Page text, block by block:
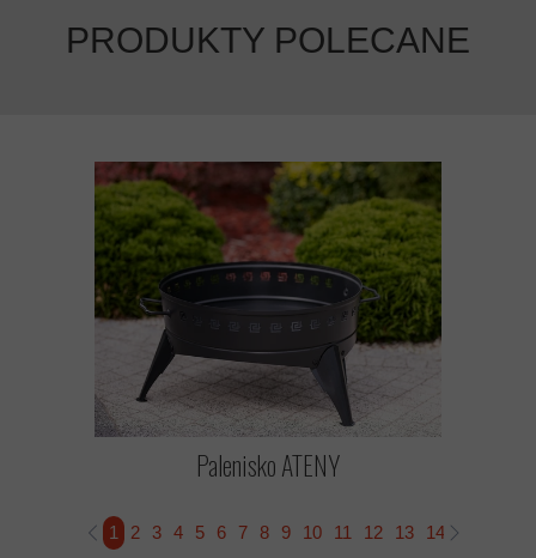
Palenisko ATENY
1 2 3 4 5 6 7 8 9 10 11 12 13 14 15
PRODUKTY POLECANE